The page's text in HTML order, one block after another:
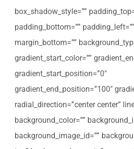
box_shadow_style=””
padding_bottom=””
margin_bottom=””
gradient_start_color=””
gradient_start_position=”0″
gradient_end_position=”100″
radial_direction=”center center”
background_color=””
background_image_id=””